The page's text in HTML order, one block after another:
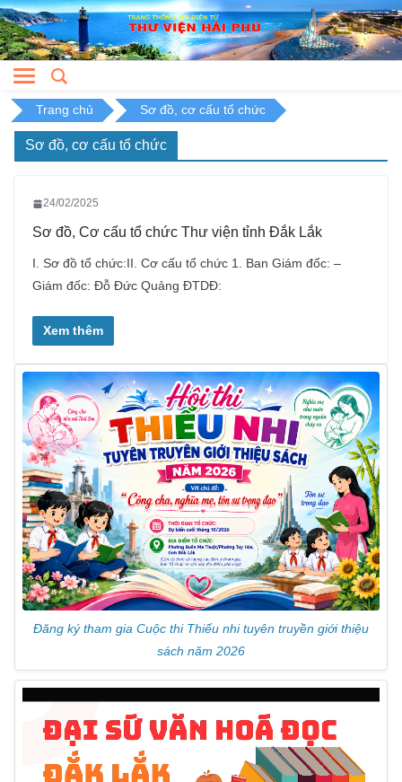
Skip
to
content
Trang chủ Sơ đồ, cơ cấu tổ chức
Sơ đồ, cơ cấu tổ chức
24/02/2025
Sơ đồ, Cơ cấu tổ chức Thư viện tỉnh Đắk Lắk
I. Sơ đồ tổ chức:II. Cơ cấu tổ chức 1. Ban Giám đốc: –
Giám đốc: Đỗ Đức Quảng ĐTDĐ:
Xem thêm
Đăng ký tham gia Cuộc thi Thiếu nhi tuyên truyền giới thiệu
sách năm 2026